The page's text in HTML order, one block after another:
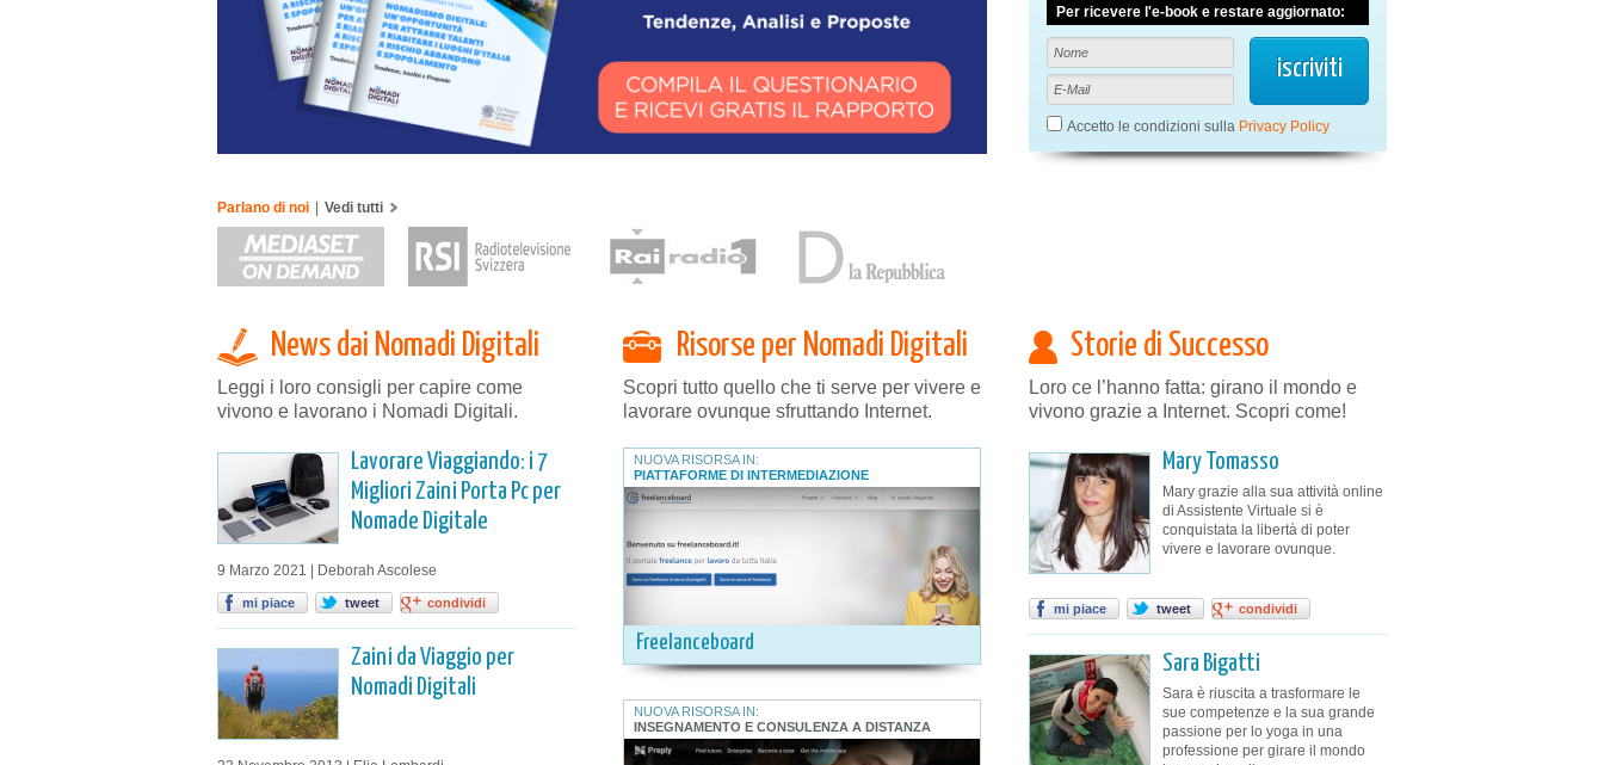
Per ricevere l'e-book e restare aggiornato:
Accetto le condizioni sulla Privacy Policy
Parlano di noi | Vedi tutti
News dai Nomadi Digitali
Leggi i loro consigli per capire come
vivono e lavorano i Nomadi Digitali.
Lavorare Viaggiando: i 7
Migliori Zaini Porta Pc per
Nomade Digitale
9 Marzo 2021 | Deborah Ascolese
mi piace tweet condividi
Zaini da Viaggio per
Nomadi Digitali
Risorse per Nomadi Digitali
Scopri tutto quello che ti serve per vivere e
lavorare ovunque sfruttando Internet.
Freelanceboard
NUOVA RISORSA IN:
PIATTAFORME DI INTERMEDIAZIONE
NUOVA RISORSA IN:
INSEGNAMENTO E CONSULENZA A DISTANZA
Storie di Successo
Loro ce l’hanno fatta: girano il mondo e
vivono grazie a Internet. Scopri come!
Mary Tomasso
Mary grazie alla sua attività online
di Assistente Virtuale si è
conquistata la libertà di poter
vivere e lavorare ovunque.
mi piace tweet condividi
Sara Bigatti
Sara è riuscita a trasformare le
sue competenze e la sua grande
passione per lo yoga in una
professione per girare il mondo